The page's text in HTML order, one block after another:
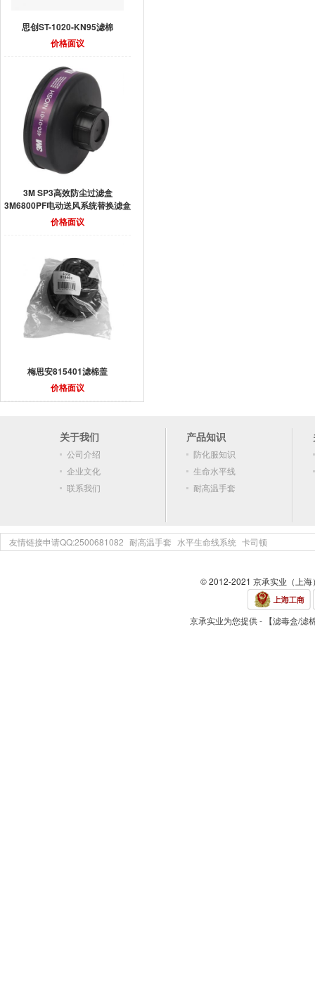
思创ST-1020-KN95滤棉
价格面议
3M SP3高效防尘过滤盒
3M6800PF电动送风系统替换滤盒
价格面议
梅思安815401滤棉盖
价格面议
关于我们
公司介绍
企业文化
联系我们
产品知识
防化服知识
生命水平线
耐高温手套
友情链接申请QQ:2500681082 耐高温手套 水平生命线系统 卡司顿
© 2012-2021 京承实业（上
京承实业为您提供 - 【滤毒盒/滤